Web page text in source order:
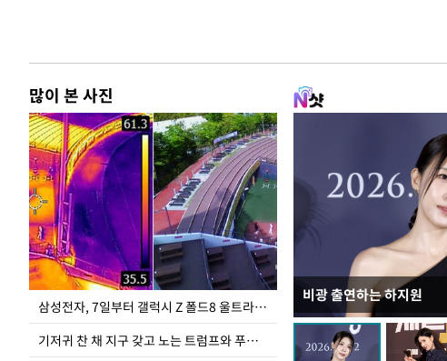
많이 본 사진
삼성전자, 7일부터 갤럭시 Z 폴드8 울트라·폴드8·플립8 출시
기저귀 찬 채 지구 갖고 노는 트럼프와 푸틴 형상 미로
비광 출연하는 하지원
이재명 대통령, "수사·기
선 다해 강구해야"